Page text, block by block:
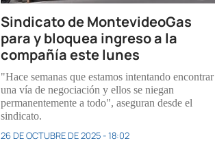
Sindicato de MontevideoGas
para y bloquea ingreso a la
compañía este lunes
"Hace semanas que estamos intentando encontrar
una vía de negociación y ellos se niegan
permanentemente a todo", aseguran desde el
sindicato.
26 DE OCTUBRE DE 2025 - 18:02